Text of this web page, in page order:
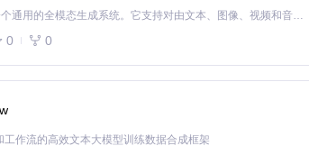
MiniMax H3 是一个通用的全模态生成系统。它支持对由文本、图像、视频和音频组成的多模态上下文进行统一理解，并能生成分辨率高达 2K、时长可达 15 秒的带原生立体声音频的视频。得益于面向任务泛化的系统设计，H3 在预训练阶段就已具备广泛的多模态上下文理解与生成能力，能够出色地执行复杂的多模态指令。
0 0
工作流的高效文本大模型训练数据合成框架